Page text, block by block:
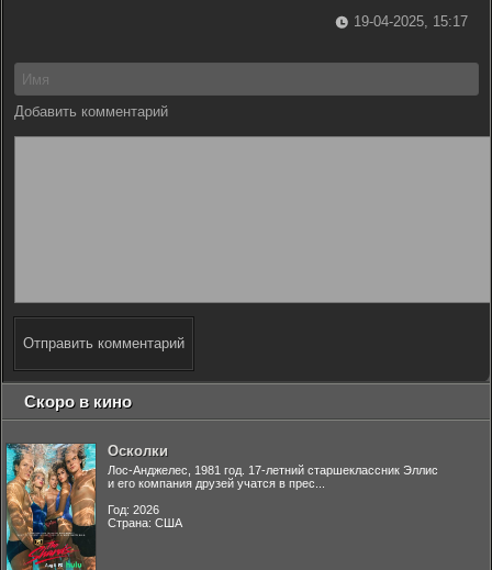
19-04-2025, 15:17
Добавить комментарий
Отправить комментарий
Скоро в кино
Осколки
Лос-Анджелес, 1981 год. 17-летний старшеклассник Эллис
и его компания друзей учатся в прес...
Год: 2026
Страна: США